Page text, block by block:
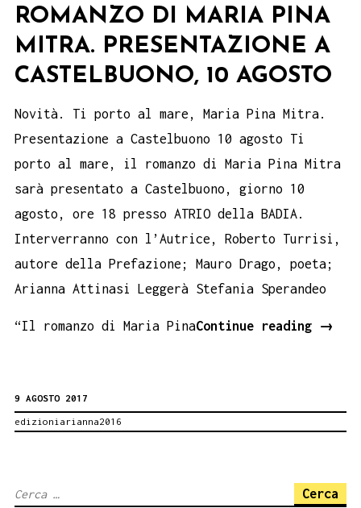
ROMANZO DI MARIA PINA
MITRA. PRESENTAZIONE A
CASTELBUONO, 10 AGOSTO
Novità. Ti porto al mare, Maria Pina Mitra.
Presentazione a Castelbuono 10 agosto Ti
porto al mare, il romanzo di Maria Pina Mitra
sarà presentato a Castelbuono, giorno 10
agosto, ore 18 presso ATRIO della BADIA.
Interverranno con l’Autrice, Roberto Turrisi,
autore della Prefazione; Mauro Drago, poeta;
Arianna Attinasi Leggerà Stefania Sperandeo
“Il romanzo di Maria PinaContinue reading
TI
Pina
→
9 AGOSTO 2017
edizioniarianna2016
Ricerca